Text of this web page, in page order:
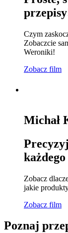
Czym
Zobaczcie
Weroniki!
Zobacz film
Michał
Zobacz
jakie
Zobacz film
Poznaj